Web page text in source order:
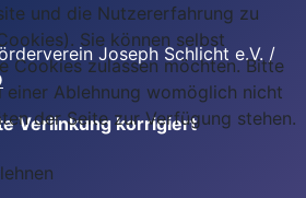
Joseph Schlicht e.V. /
Verlinkung korrigiert
und die Nutzererfahrung zu
Sie können selbst
Cookies zulassen möchten. Bitte
einer Ablehnung womöglich nicht
der Seite zur Verfügung stehen.